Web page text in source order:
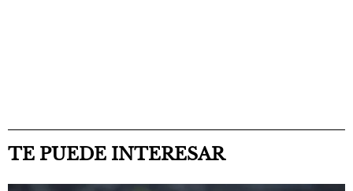
TE PUEDE INTERESAR